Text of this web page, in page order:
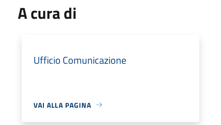
A cura di
Ufficio Comunicazione
VAI ALLA PAGINA